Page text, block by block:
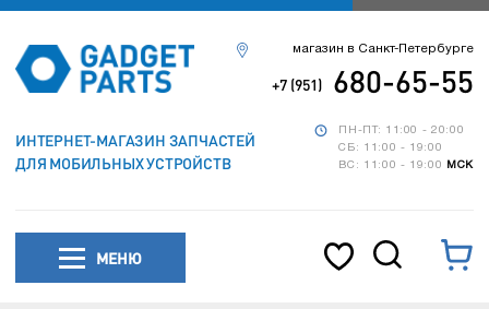
ИНТЕРНЕТ-МАГАЗИН ЗАПЧАСТЕЙ
ДЛЯ МОБИЛЬНЫХ УСТРОЙСТВ
ПН-ПТ: 11:00 - 20:00
СБ: 11:00 - 19:00
ВС: 11:00 - 19:00
МСК
магазин в Санкт-Петербурге
+7 (951) 680-65-55
МЕНЮ